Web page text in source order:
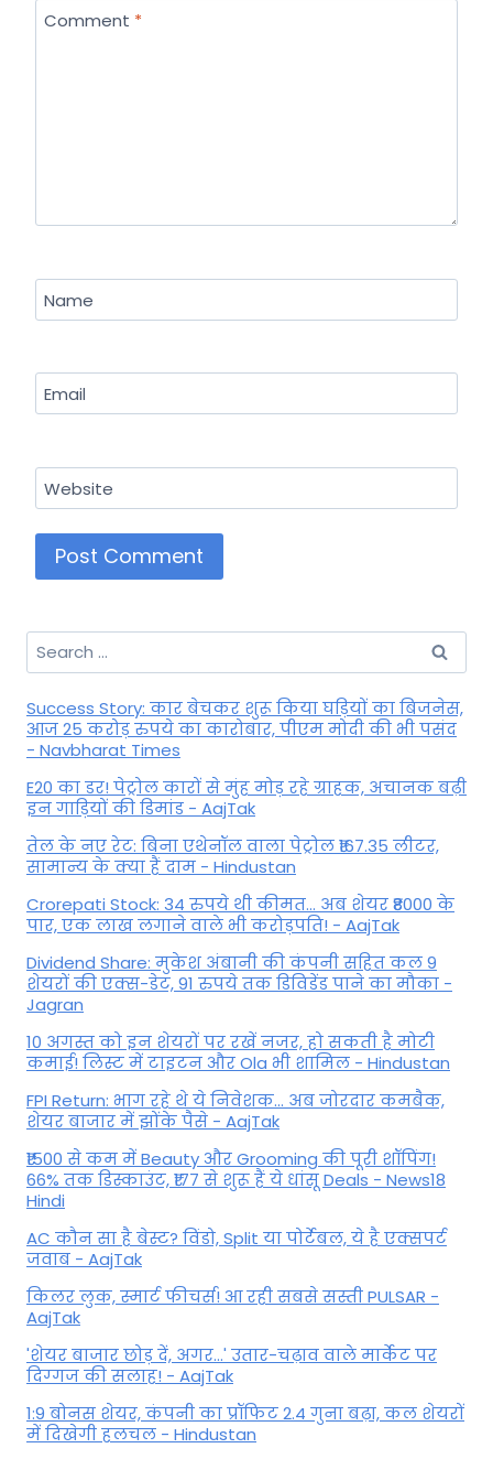
Comment *
Name
Email
Website
Search
for:
Success Story: कार बेचकर शुरू किया घड़ियों का बिजनेस,
आज 25 करोड़ रुपये का कारोबार, पीएम मोदी की भी पसंद
- Navbharat Times
E20 का डर! पेट्रोल कारों से मुंह मोड़ रहे ग्राहक, अचानक बढ़ी
इन गाड़ियों की डिमांड - AajTak
तेल के नए रेट: बिना एथेनॉल वाला पेट्रोल ₹167.35 लीटर,
सामान्य के क्या हैं दाम - Hindustan
Crorepati Stock: 34 रुपये थी कीमत... अब शेयर ₹8000 के
पार, एक लाख लगाने वाले भी करोड़पति! - AajTak
Dividend Share: मुकेश अंबानी की कंपनी सहित कल 9
शेयरों की एक्स-डेट, 91 रुपये तक डिविडेंड पाने का मौका -
Jagran
10 अगस्त को इन शेयरों पर रखें नजर, हो सकती है मोटी
कमाई! लिस्ट में टाइटन और Ola भी शामिल - Hindustan
FPI Return: भाग रहे थे ये निवेशक... अब जोरदार कमबैक,
शेयर बाजार में झोंके पैसे - AajTak
₹1500 से कम में Beauty और Grooming की पूरी शॉपिंग!
66% तक डिस्काउंट, ₹177 से शुरू हैं ये धांसू Deals - News18
Hindi
AC कौन सा है बेस्ट? विंडो, Split या पोर्टेबल, ये है एक्सपर्ट
जवाब - AajTak
किलर लुक, स्मार्ट फीचर्स! आ रही सबसे सस्ती PULSAR -
AajTak
'शेयर बाजार छोड़ दें, अगर...' उतार-चढ़ाव वाले मार्केट पर
दिग्‍गज की सलाह! - AajTak
1:9 बोनस शेयर, कंपनी का प्रॉफिट 2.4 गुना बढ़ा, कल शेयरों
में दिखेगी हलचल - Hindustan